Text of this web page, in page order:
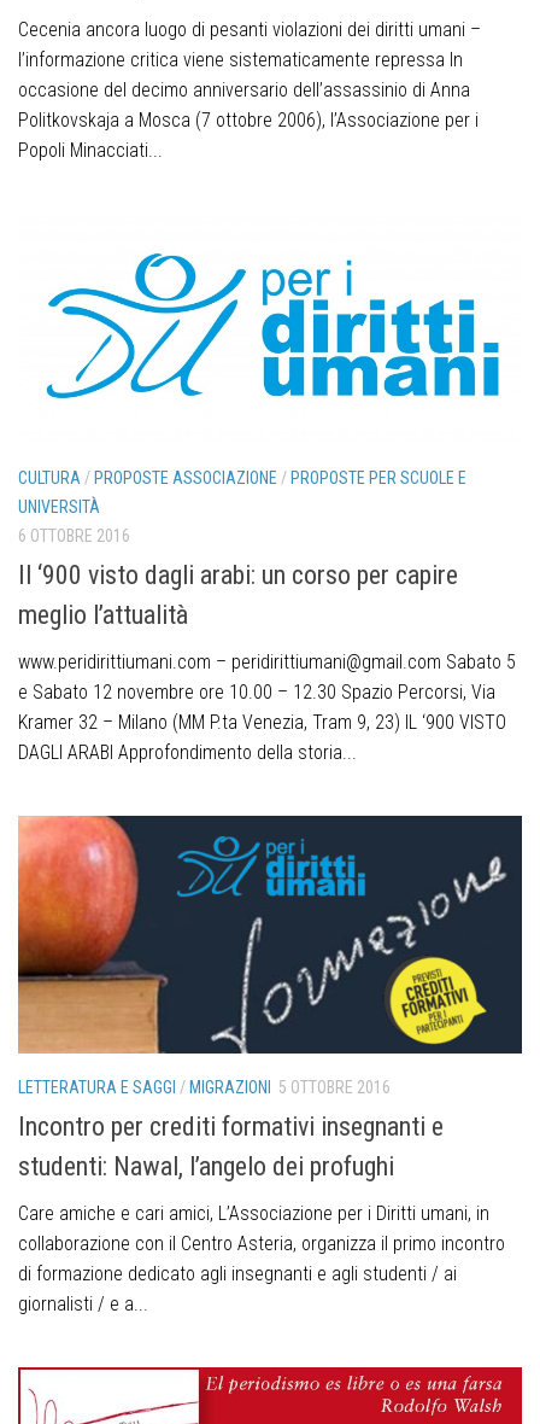
Cecenia ancora luogo di pesanti violazioni dei diritti umani –
l’informazione critica viene sistematicamente repressa In
occasione del decimo anniversario dell’assassinio di Anna
Politkovskaja a Mosca (7 ottobre 2006), l’Associazione per i
Popoli Minacciati...
CULTURA /PROPOSTE ASSOCIAZIONE /PROPOSTE PER SCUOLE E
UNIVERSITÀ
6 OTTOBRE 2016
Il ‘900 visto dagli arabi: un corso per capire
meglio l’attualità
www.peridirittiumani.com – peridirittiumani@gmail.com Sabato 5
e Sabato 12 novembre ore 10.00 – 12.30 Spazio Percorsi, Via
Kramer 32 – Milano (MM P.ta Venezia, Tram 9, 23) IL ‘900 VISTO
DAGLI ARABI Approfondimento della storia...
LETTERATURA E SAGGI / MIGRAZIONI 5 OTTOBRE 2016
Incontro per crediti formativi insegnanti e
studenti: Nawal, l’angelo dei profughi
Care amiche e cari amici, L’Associazione per i Diritti umani, in
collaborazione con il Centro Asteria, organizza il primo incontro
di formazione dedicato agli insegnanti e agli studenti / ai
giornalisti / e a...